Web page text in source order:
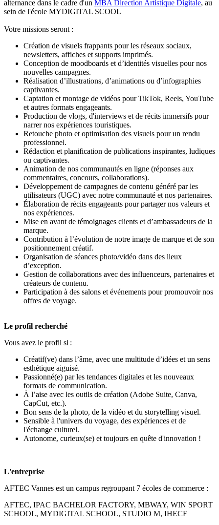
alternance dans le cadre d'un MBA Direction Artistique Digitale, au
sein de l'école MYDIGITAL SCOOL
Votre missions seront :
Création de visuels frappants pour les réseaux sociaux,
newsletters, affiches et supports imprimés.
Conception de moodboards et d’identités visuelles pour nos
nouvelles campagnes.
Réalisation d’illustrations, d’animations ou d’infographies
captivantes.
Captation et montage de vidéos pour TikTok, Reels, YouTube
et autres formats engageants.
Production de vlogs, d'interviews et de récits immersifs pour
narrer nos expériences touristiques.
Retouche photo et optimisation des visuels pour un rendu
professionnel.
Rédaction et planification de publications inspirantes, ludiques
ou captivantes.
Animation de nos communautés en ligne (réponses aux
commentaires, concours, collaborations).
Développement de campagnes de contenu généré par les
utilisateurs (UGC) avec notre communauté et nos partenaires.
Élaboration de récits engageants pour partager nos valeurs et
nos expériences.
Mise en avant de témoignages clients et d’ambassadeurs de la
marque.
Contribution à l’évolution de notre image de marque et de son
positionnement créatif.
Organisation de séances photo/vidéo dans des lieux
d’exception.
Gestion de collaborations avec des influenceurs, partenaires et
créateurs de contenu.
Participation à des salons et événements pour promouvoir nos
offres de voyage.
Le profil recherché
Vous avez le profil si :
Créatif(ve) dans l’âme, avec une multitude d’idées et un sens
esthétique aiguisé.
Passionné(e) par les tendances digitales et les nouveaux
formats de communication.
À l’aise avec les outils de création (Adobe Suite, Canva,
CapCut, etc.).
Bon sens de la photo, de la vidéo et du storytelling visuel.
Sensible à l'univers du voyage, des expériences et de
l'échange culturel.
Autonome, curieux(se) et toujours en quête d'innovation !
L'entreprise
AFTEC Vannes est un campus regroupant 7 écoles de commerce :
AFTEC, IPAC BACHELOR FACTORY, MBWAY, WIN SPORT
SCHOOL, MYDIGITAL SCHOOL, STUDIO M, IHECF